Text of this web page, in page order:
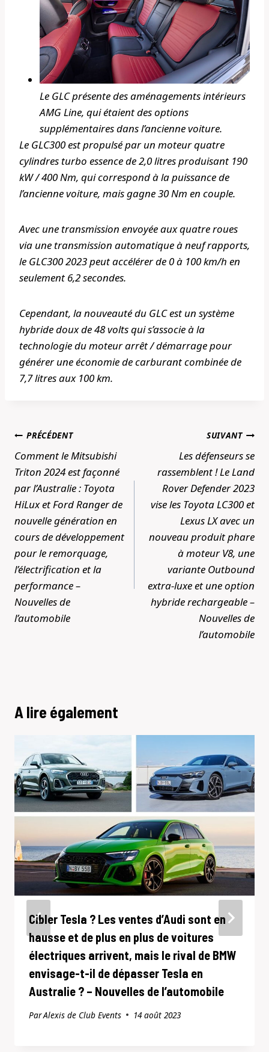
Le GLC présente des aménagements intérieurs
AMG Line, qui étaient des options
supplémentaires dans l’ancienne voiture.
Le GLC300 est propulsé par un moteur quatre
cylindres turbo essence de 2,0 litres produisant 190
kW / 400 Nm, qui correspond à la puissance de
l’ancienne voiture, mais gagne 30 Nm en couple.
Avec une transmission envoyée aux quatre roues
via une transmission automatique à neuf rapports,
le GLC300 2023 peut accélérer de 0 à 100 km/h en
seulement 6,2 secondes.
Cependant, la nouveauté du GLC est un système
hybride doux de 48 volts qui s’associe à la
technologie du moteur arrêt / démarrage pour
générer une économie de carburant combinée de
7,7 litres aux 100 km.
Navigation
de
l’article
PRÉCÉDENT
Comment le Mitsubishi
Triton 2024 est façonné
par l’Australie : Toyota
HiLux et Ford Ranger de
nouvelle génération en
cours de développement
pour le remorquage,
l’électrification et la
performance –
Nouvelles de
l’automobile
SUIVANT
Les défenseurs se
rassemblent ! Le Land
Rover Defender 2023
vise les Toyota LC300 et
Lexus LX avec un
nouveau produit phare
à moteur V8, une
variante Outbound
extra-luxe et une option
hybride rechargeable –
Nouvelles de
l’automobile
A lire également
Cibler Tesla ? Les ventes d’Audi sont en
hausse et de plus en plus de voitures
électriques arrivent, mais le rival de BMW
envisage-t-il de dépasser Tesla en
Australie ? – Nouvelles de l’automobile
ParAlexis de Club Events 14 août 2023